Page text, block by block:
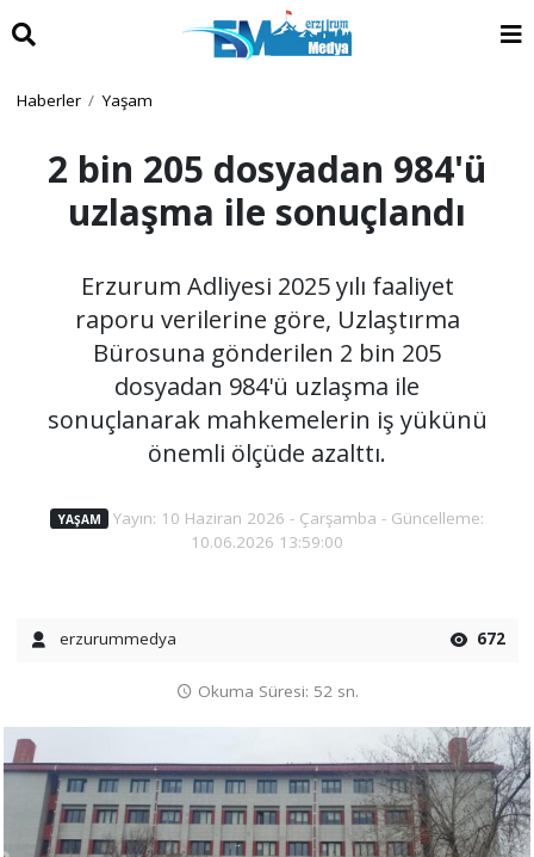
Haberler Yaşam
2 bin 205 dosyadan 984'ü
uzlaşma ile sonuçlandı
Erzurum Adliyesi 2025 yılı faaliyet
raporu verilerine göre, Uzlaştırma
Bürosuna gönderilen 2 bin 205
dosyadan 984'ü uzlaşma ile
sonuçlanarak mahkemelerin iş yükünü
önemli ölçüde azalttı.
YAŞAM
Yayın: 10 Haziran 2026 - Çarşamba - Güncelleme:
10.06.2026 13:59:00
erzurummedya 672
Okuma Süresi: 52 sn.